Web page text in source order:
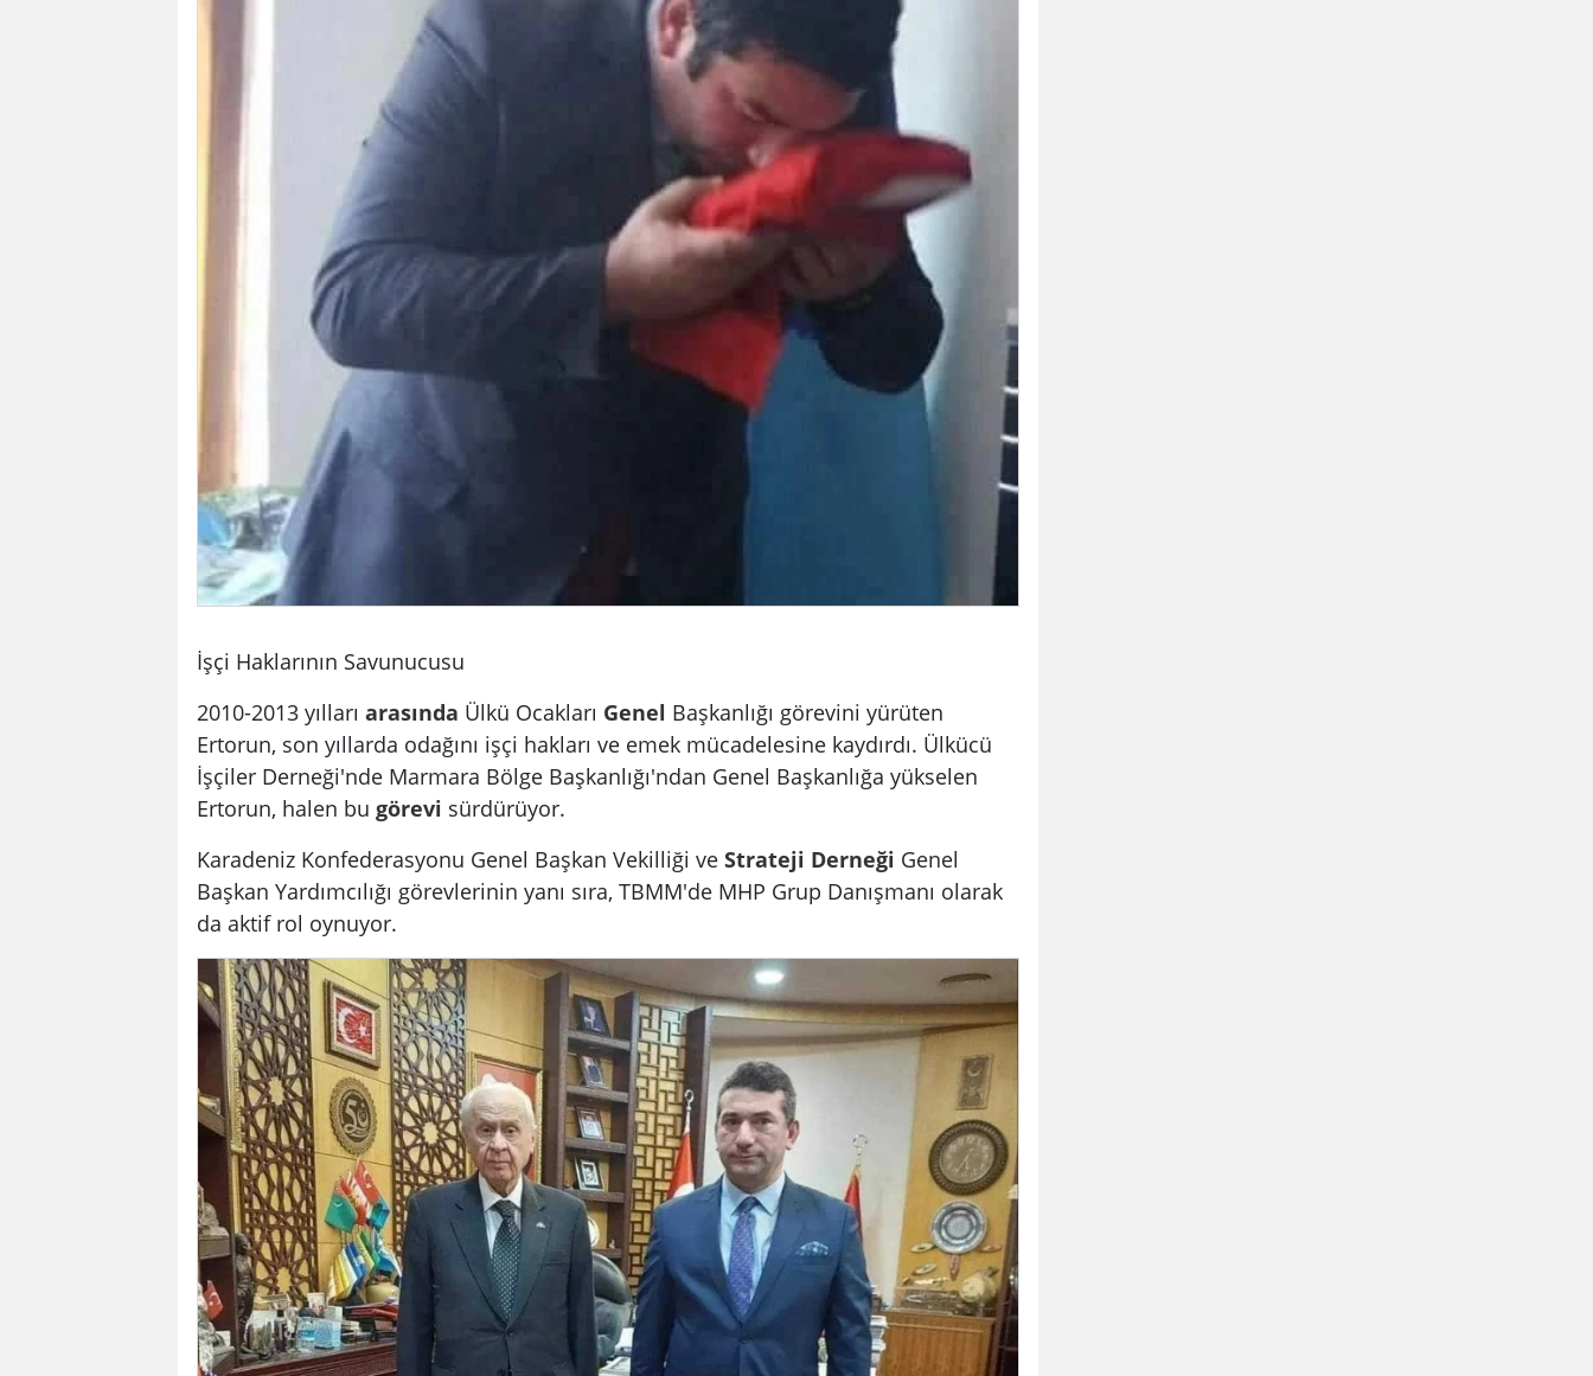
İşçi Haklarının Savunucusu
2010-2013 yılları arasında Ülkü Ocakları Genel Başkanlığı görevini yürüten
Ertorun, son yıllarda odağını işçi hakları ve emek mücadelesine kaydırdı. Ülkücü
İşçiler Derneği'nde Marmara Bölge Başkanlığı'ndan Genel Başkanlığa yükselen
Ertorun, halen bu görevi sürdürüyor.
Karadeniz Konfederasyonu Genel Başkan Vekilliği ve Strateji Derneği Genel
Başkan Yardımcılığı görevlerinin yanı sıra, TBMM'de MHP Grup Danışmanı olarak
da aktif rol oynuyor.